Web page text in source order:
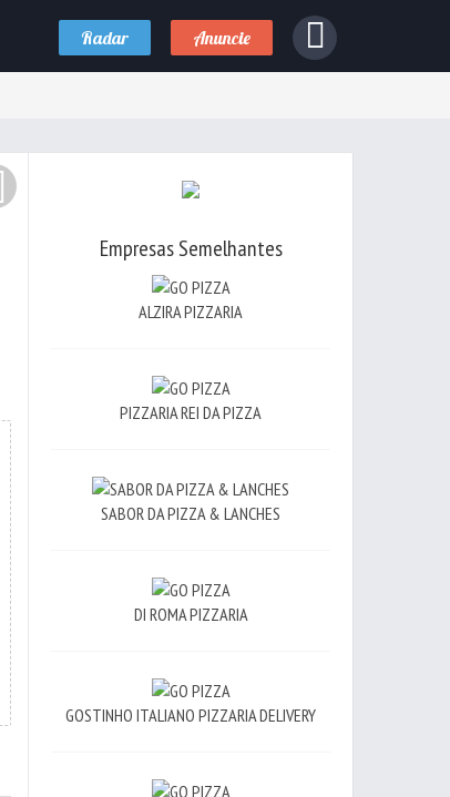
Radar Anuncie
Empresas Semelhantes
ALZIRA PIZZARIA
PIZZARIA REI DA PIZZA
SABOR DA PIZZA & LANCHES
DI ROMA PIZZARIA
GOSTINHO ITALIANO PIZZARIA DELIVERY